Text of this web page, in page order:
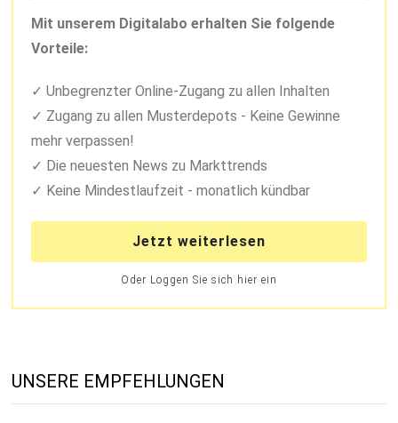
Mit unserem Digitalabo erhalten Sie folgende
Vorteile:
Unbegrenzter Online-Zugang zu allen Inhalten
Zugang zu allen Musterdepots - Keine Gewinne
mehr verpassen!
Die neuesten News zu Markttrends
Keine Mindestlaufzeit - monatlich kündbar
Jetzt weiterlesen
Oder Loggen Sie sich hier ein
UNSERE EMPFEHLUNGEN